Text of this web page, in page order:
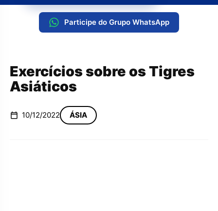
Participe do Grupo WhatsApp
Exercícios sobre os Tigres
Asiáticos
10/12/2022 ÁSIA